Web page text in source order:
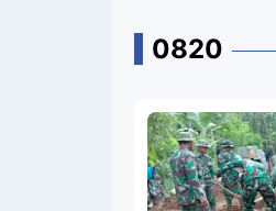
0820